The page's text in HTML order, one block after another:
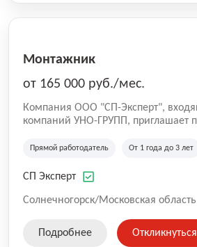
Монтажник
от 165 000 руб./мес.
Компания ООО "СП-Эксперт",
компаний УНО-ГРУПП, приглашает
работаем на рынке с 2005 года и
зданий из гибридных модульных
гибридно-модульного строительства.
Прямой работодатель От 1 года до 3 лет
СП Эксперт
Солнечногорск/Московская область
Подробнее Откликнуться